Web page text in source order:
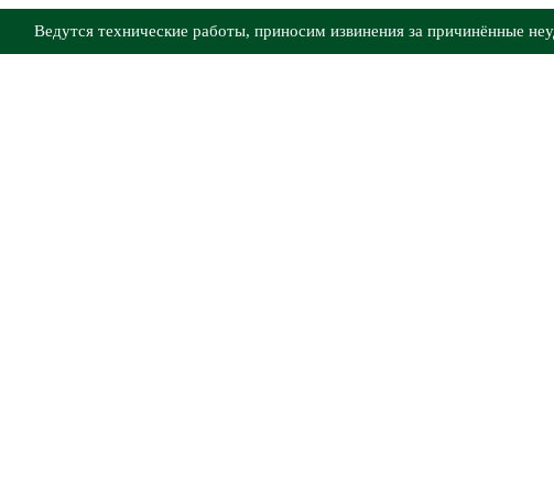
Ведутся технические работы, приносим извинения за причинённые